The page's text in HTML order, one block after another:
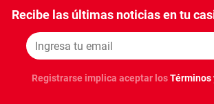
Recibe las últimas noticias en tu
Registrarse implica aceptar losTérminos